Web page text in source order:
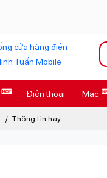
Điện thoại Mac
Thông tin hay